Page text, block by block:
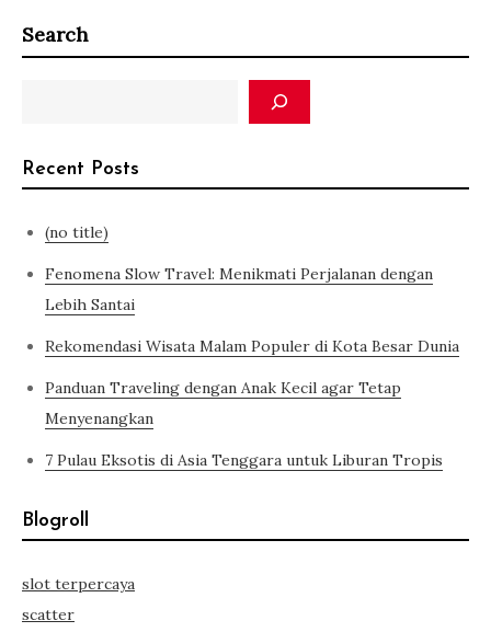
Search
Recent Posts
(no title)
Fenomena Slow Travel: Menikmati Perjalanan dengan
Lebih Santai
Rekomendasi Wisata Malam Populer di Kota Besar Dunia
Panduan Traveling dengan Anak Kecil agar Tetap
Menyenangkan
7 Pulau Eksotis di Asia Tenggara untuk Liburan Tropis
Blogroll
slot terpercaya
scatter